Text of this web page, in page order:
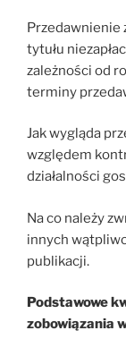
Przedawnienie
tytułu
zależności od
terminy
Jak wygląda
względem
działalności
Na co należy
innych
publikacji.
Podstawowe
zobowiązania